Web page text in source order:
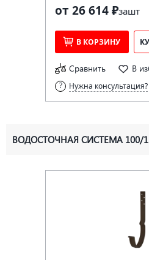
от 26 614 ₽зашт
В КОРЗИНУ
Сравнить В
Нужна консультация?
ВОДОСТОЧНАЯ СИСТЕМА 100/